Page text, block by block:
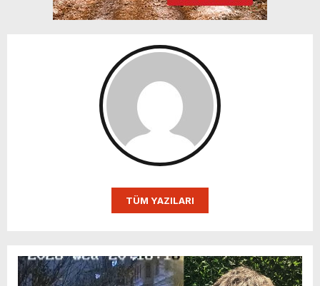
TÜM YAZILARI